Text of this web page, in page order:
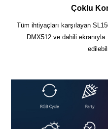
Çoklu
Tüm ihtiyaçları karşılayan
DMX512 ve dahili